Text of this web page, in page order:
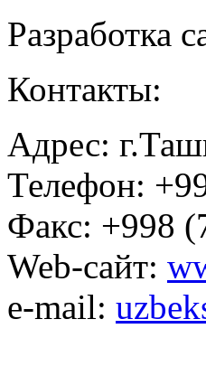
Разработка
Контакты:
Адрес:
Телефон:
Факс: +998
Web-сайт:
e-mail: